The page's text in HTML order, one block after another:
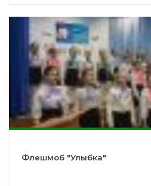
Флешмоб "Улыбка"